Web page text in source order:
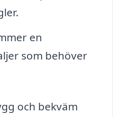
en
som behöver
och bekväm